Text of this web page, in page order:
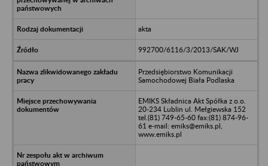
akta
992700/6116/3/2013/SAK/WJ
Przedsiębiorstwo Komunikacji
Samochodowej Biała Podlaska
EMIKS Składnica Akt Spółka z o.o.
20-234 Lublin ul. Mełgiewska 152
tel.(81) 749-65-60 fax:(81) 874-96-
61 e-mail: emiks@emiks.pl,
www.emiks.pl